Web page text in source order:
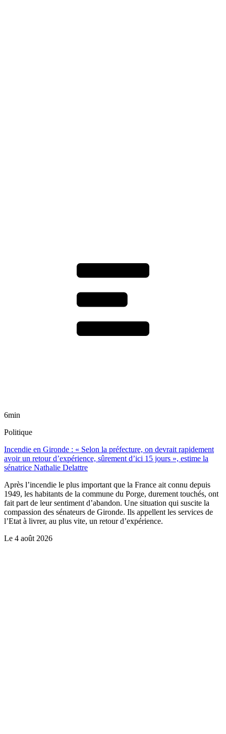
6min
Politique
Incendie en Gironde : « Selon la préfecture, on devrait rapidement
avoir un retour d’expérience, sûrement d’ici 15 jours », estime la
sénatrice Nathalie Delattre
Après l’incendie le plus important que la France ait connu depuis
1949, les habitants de la commune du Porge, durement touchés, ont
fait part de leur sentiment d’abandon. Une situation qui suscite la
compassion des sénateurs de Gironde. Ils appellent les services de
l’Etat à livrer, au plus vite, un retour d’expérience.
Le 4 août 2026